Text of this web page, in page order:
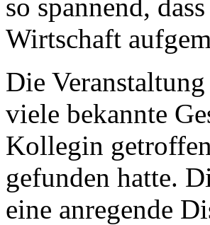
so spannend,
Wirtschaft
Die
viele bekannte
Kollegin
gefunden hatte.
eine anregende